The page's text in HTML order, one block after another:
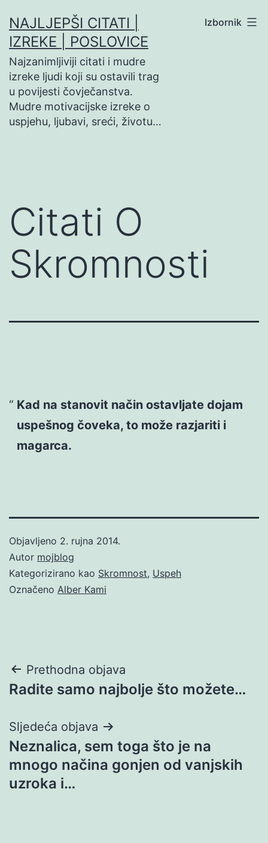
na
sadržaj
NAJLJEPŠI CITATI |
IZREKE | POSLOVICE
Najzanimljiviji citati i mudre
izreke ljudi koji su ostavili trag
u povijesti čovječanstva.
Mudre motivacijske izreke o
uspjehu, ljubavi, sreći, životu…
Izbornik
Citati O
Skromnosti
Kad na stanovit način ostavljate dojam
uspešnog čoveka, to može razjariti i
magarca.
Objavljeno 2. rujna 2014.
Autor mojblog
Kategorizirano kao Skromnost, Uspeh
Označeno Alber Kami
Navigacija
objava
Prethodna objava
Radite samo najbolje što možete…
Sljedeća objava
Neznalica, sem toga što je na
mnogo načina gonjen od vanjskih
uzroka i…